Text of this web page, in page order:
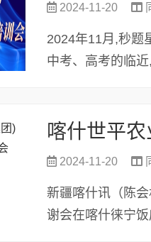
2024-11-20
2024年11月,秒题
中考、高考的临
喀什世平
2024-11-20
新疆喀什讯（陈
谢会在喀什徕宁